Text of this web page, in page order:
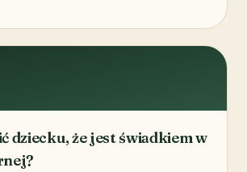
dziecku, że jest świadkiem w